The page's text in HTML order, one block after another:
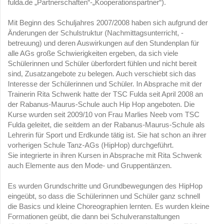
fulda.de „Partnerschaften“-„Kooperationspartner“).
Mit Beginn des Schuljahres 2007/2008 haben sich aufgrund der
Änderungen der Schulstruktur (Nachmittagsunterricht, -
betreuung) und deren Auswirkungen auf den Stundenplan für
alle AGs große Schwierigkeiten ergeben, da sich viele
Schülerinnen und Schüler überfordert fühlen und nicht bereit
sind, Zusatzangebote zu belegen. Auch verschiebt sich das
Interesse der Schülerinnen und Schüler. In Absprache mit der
Trainerin Rita Schwenk hatte der TSC Fulda seit April 2008 an
der Rabanus-Maurus-Schule auch Hip Hop angeboten. Die
Kurse wurden seit 2009/10 von Frau Marlies Neeb vom TSC
Fulda geleitet, die seitdem an der Rabanus-Maurus-Schule als
Lehrerin für Sport und Erdkunde tätig ist. Sie hat schon an ihrer
vorherigen Schule Tanz-AGs (HipHop) durchgeführt.
Sie integrierte in ihren Kursen in Absprache mit Rita Schwenk
auch Elemente aus den Mode- und Gruppentänzen.
Es wurden Grundschritte und Grundbewegungen des HipHop
eingeübt, so dass die Schülerinnen und Schüler ganz schnell
die Basics und kleine Choreographien lernten. Es wurden kleine
Formationen geübt, die dann bei Schulveranstaltungen